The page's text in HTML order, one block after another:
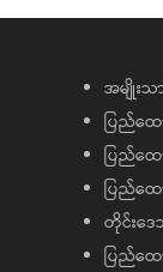
အမျိုး
ပြည်ထ
ပြည်ထေ
ပြည်ထေ
တိုင်းဒ
ပြည်ထ